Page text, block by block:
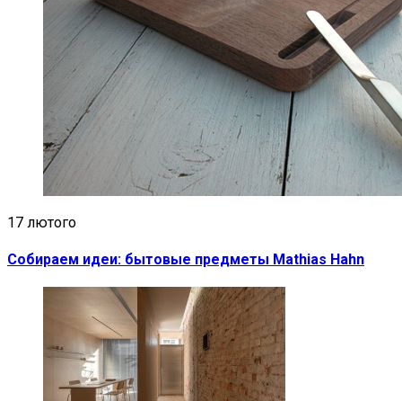
17 лютого
Собираем идеи: бытовые предметы Mathias Hahn